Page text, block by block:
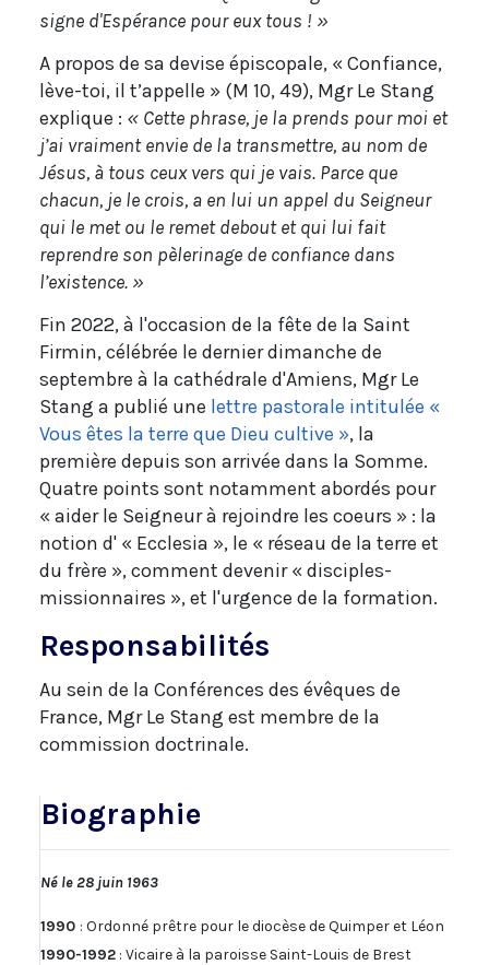
signe d'Espérance pour eux tous ! »
A propos de sa devise épiscopale, « Confiance,
lève-toi, il t’appelle » (M 10, 49), Mgr Le Stang
explique : « Cette phrase, je la prends pour moi et
j’ai vraiment envie de la transmettre, au nom de
Jésus, à tous ceux vers qui je vais. Parce que
chacun, je le crois, a en lui un appel du Seigneur
qui le met ou le remet debout et qui lui fait
reprendre son pèlerinage de confiance dans
l’existence. »
Fin 2022, à l'occasion de la fête de la Saint
Firmin, célébrée le dernier dimanche de
septembre à la cathédrale d'Amiens, Mgr Le
Stang a publié une lettre pastorale intitulée «
Vous êtes la terre que Dieu cultive », la
première depuis son arrivée dans la Somme.
Quatre points sont notamment abordés pour
« aider le Seigneur à rejoindre les coeurs » : la
notion d' « Ecclesia », le « réseau de la terre et
du frère », comment devenir « disciples-
missionnaires », et l'urgence de la formation.
Responsabilités
Au sein de la Conférences des évêques de
France, Mgr Le Stang est membre de la
commission doctrinale.
Biographie
Né le 28 juin 1963
1990 : Ordonné prêtre pour le diocèse de Quimper et Léon
1990-1992 : Vicaire à la paroisse Saint-Louis de Brest